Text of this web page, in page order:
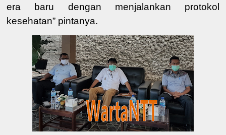
era baru dengan menjalankan protokol
kesehatan” pintanya.